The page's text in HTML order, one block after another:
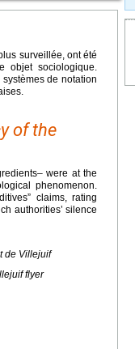
surveillée, ont été
objet sociologique.
de notation
of the
were at the
phenomenon.
claims, rating
authorities’ silence
de Villejuif
flyer